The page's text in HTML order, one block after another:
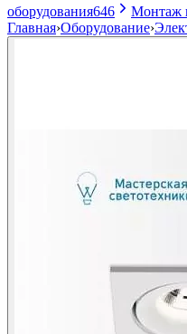
оборудования646 Монтаж
Главная›Оборудование›